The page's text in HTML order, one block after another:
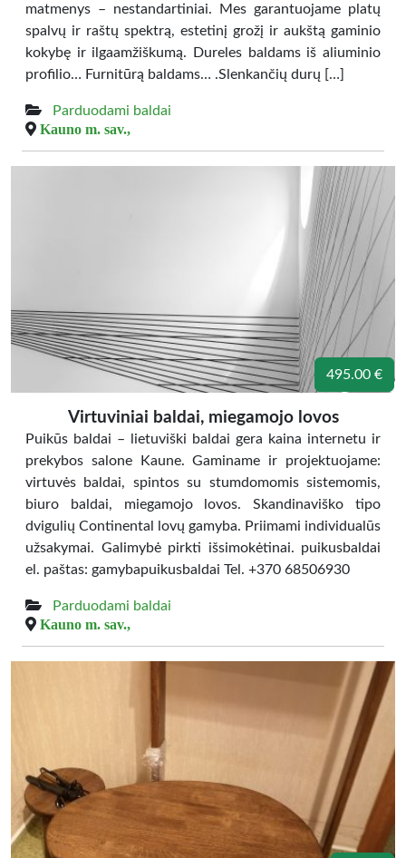
matmenys – nestandartiniai. Mes garantuojame platų
spalvų ir raštų spektrą, estetinį grožį ir aukštą gaminio
kokybę ir ilgaamžiškumą. Dureles baldams iš aliuminio
profilio… Furnitūrą baldams… .Slenkančių durų […]
Parduodami baldai
Kauno m. sav.,
495.00 €
Virtuviniai baldai, miegamojo lovos
Puikūs baldai – lietuviški baldai gera kaina internetu ir
prekybos salone Kaune. Gaminame ir projektuojame:
virtuvės baldai, spintos su stumdomomis sistemomis,
biuro baldai, miegamojo lovos. Skandinaviško tipo
dvigulių Continental lovų gamyba. Priimami individualūs
užsakymai. Galimybė pirkti išsimokėtinai. puikusbaldai
el. paštas: gamybapuikusbaldai Tel. +370 68506930
Parduodami baldai
Kauno m. sav.,